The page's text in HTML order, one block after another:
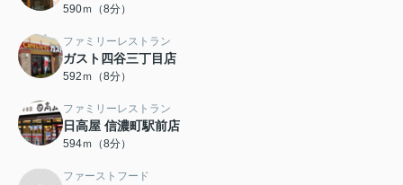
590ｍ（8分）
ファミリーレストラン
ガスト四谷三丁目店
592ｍ（8分）
ファミリーレストラン
日高屋 信濃町駅前店
594ｍ（8分）
ファーストフード